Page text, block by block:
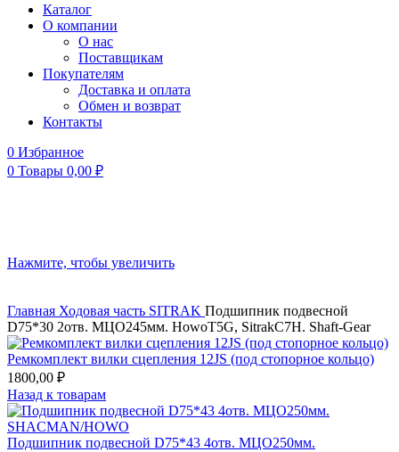
Каталог
О компании
О нас
Поставщикам
Покупателям
Доставка и оплата
Обмен и возврат
Контакты
0 Избранное
0 Товары 0,00 ₽
Нажмите, чтобы увеличить
Главная Ходовая часть SITRAK Подшипник подвесной
D75*30 2отв. МЦО245мм. HowoT5G, SitrakC7H. Shaft-Gear
Ремкомплект вилки сцепления 12JS (под стопорное кольцо)
1800,00 ₽
Назад к товарам
Подшипник подвесной D75*43 4отв. МЦО250мм.